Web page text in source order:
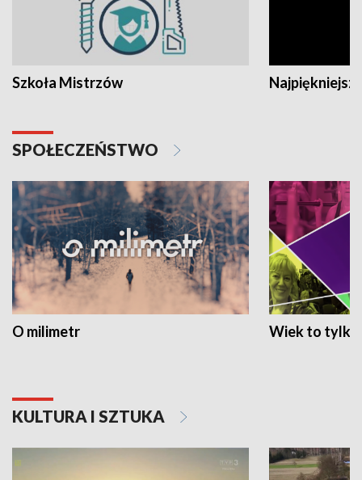
Szkoła Mistrzów
SPOŁECZEŃSTWO
O milimetr Wiek to tylko
KULTURA I SZTUKA